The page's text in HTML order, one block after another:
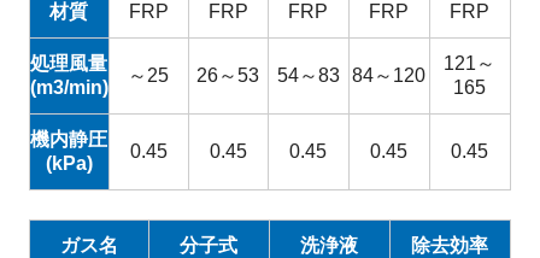
材質 FRP FRP FRP FRP FRP
処理風量
(m3/min)
～25 26～53 54～83 84～120
121～
165
機内静圧
(kPa)
0.45 0.45 0.45 0.45 0.45
ガス名 分子式 洗浄液 除去効率